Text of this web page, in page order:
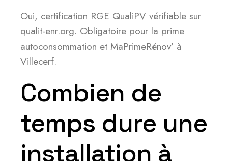
Oui, certification RGE QualiPV vérifiable sur
qualit-enr.org. Obligatoire pour la prime
autoconsommation et MaPrimeRénov’ à
Villecerf.
Combien de
temps dure une
installation à